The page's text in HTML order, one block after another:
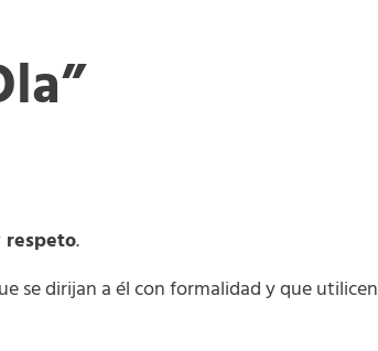
respeto.
se dirijan a él con formalidad y que utilicen